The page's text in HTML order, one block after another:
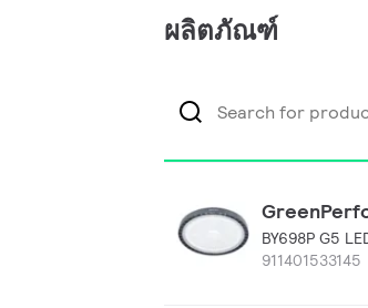
ผลิตภัณฑ์
BY698P G5
911401533145